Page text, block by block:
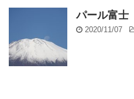
パール富士
2020/11/07